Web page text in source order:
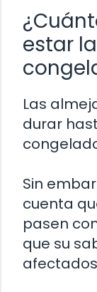
estar
Las
durar
Sin
cuenta
pasen
que su